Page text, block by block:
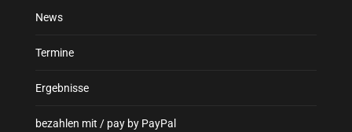
News
Termine
Ergebnisse
bezahlen mit / pay by PayPal